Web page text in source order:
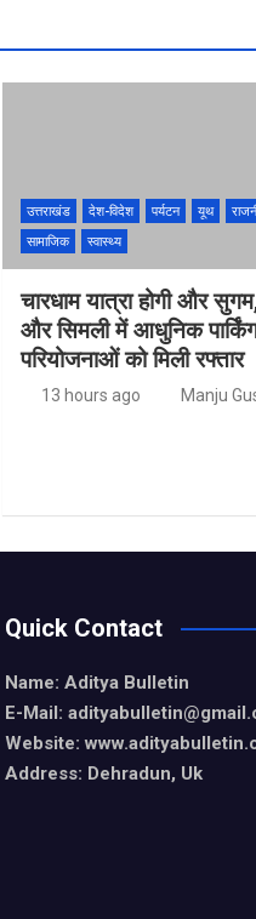
उत्तराखंड देश-विदेश पर्यटन यूथ
सामाजिक
स्वास्थ्य
चारधाम यात्रा होगी और
और सिमली में आधुनिक
परियोजनाओं को मिली रफ्तार
13 hours ago Manju
Quick Contact
Name: Aditya Bulletin
E-Mail:
Website:
Address: Dehradun, Uk